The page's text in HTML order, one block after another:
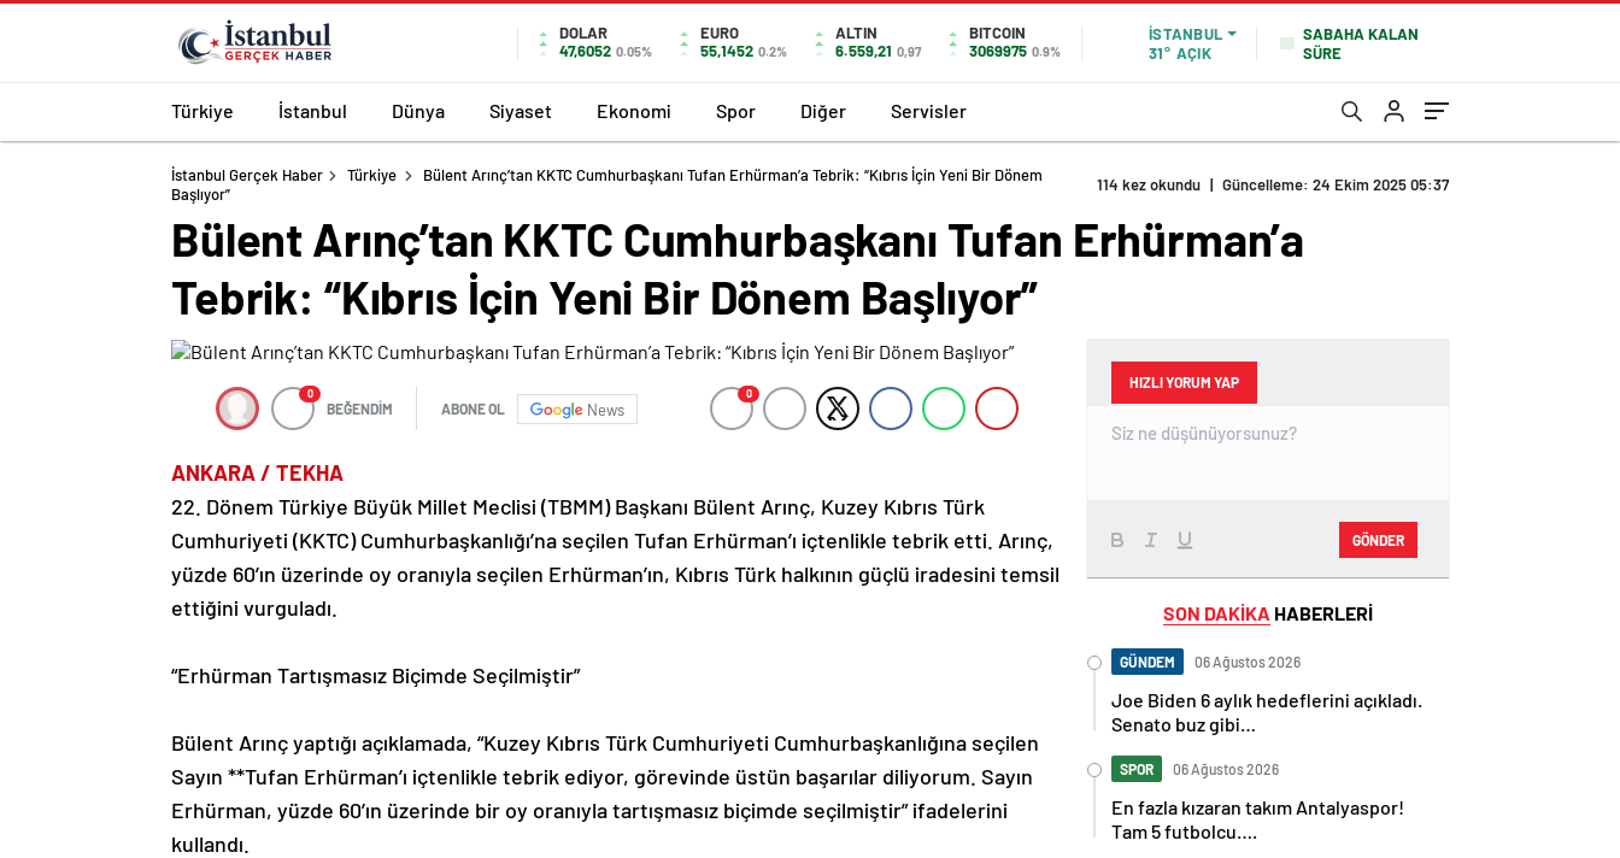
DOLAR
47,6052 0.05%
EURO
55,1452 0.2%
ALTIN
6.559,21 0,97
BITCOIN
3069975 0.9%
İSTANBUL
31° AÇIK
SABAHA KALAN
SÜRE
Türkiye İstanbul Dünya Siyaset Ekonomi Spor Diğer Servisler
İstanbul Gerçek Haber Türkiye
Bülent Arınç’tan KKTC Cumhurbaşkanı Tufan Erhürman’a Tebrik: “Kıbrıs İçin Yeni Bir Dönem
Başlıyor”
114 kez okundu | Güncelleme: 24 Ekim 2025 05:37
Bülent Arınç’tan KKTC Cumhurbaşkanı Tufan Erhürman’a
Tebrik: “Kıbrıs İçin Yeni Bir Dönem Başlıyor”
0
BEĞENDİM ABONE OL News
0
ANKARA / TEKHA
22. Dönem Türkiye Büyük Millet Meclisi (TBMM) Başkanı Bülent Arınç, Kuzey Kıbrıs Türk
Cumhuriyeti (KKTC) Cumhurbaşkanlığı’na seçilen Tufan Erhürman’ı içtenlikle tebrik etti. Arınç,
yüzde 60’ın üzerinde oy oranıyla seçilen Erhürman’ın, Kıbrıs Türk halkının güçlü iradesini temsil
ettiğini vurguladı.
“Erhürman Tartışmasız Biçimde Seçilmiştir”
Bülent Arınç yaptığı açıklamada, “Kuzey Kıbrıs Türk Cumhuriyeti Cumhurbaşkanlığına seçilen
Sayın **Tufan Erhürman’ı içtenlikle tebrik ediyor, görevinde üstün başarılar diliyorum. Sayın
Erhürman, yüzde 60’ın üzerinde bir oy oranıyla tartışmasız biçimde seçilmiştir” ifadelerini
kullandı.
HIZLI YORUM YAP
GÖNDER
SON DAKİKA HABERLERİ
GÜNDEM 06 Ağustos 2026
Joe Biden 6 aylık hedeflerini açıkladı.
Senato buz gibi…
SPOR 06 Ağustos 2026
En fazla kızaran takım Antalyaspor!
Tam 5 futbolcu….